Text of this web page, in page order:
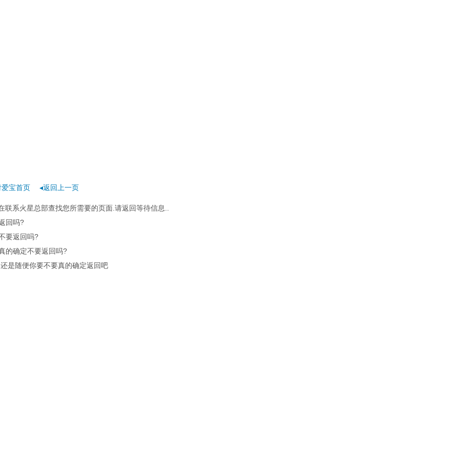
宝首页 ◂返回上一页
联系火星总部查找您所需要的页面.请返回等待信息..
回吗?
要返回吗?
的确定不要返回吗?
是随便你要不要真的确定返回吧